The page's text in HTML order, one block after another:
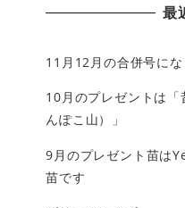
最
11月12月の合併号にな
10月のプレゼントは
んぽこ山）」
9月のプレゼント苗は
苗です